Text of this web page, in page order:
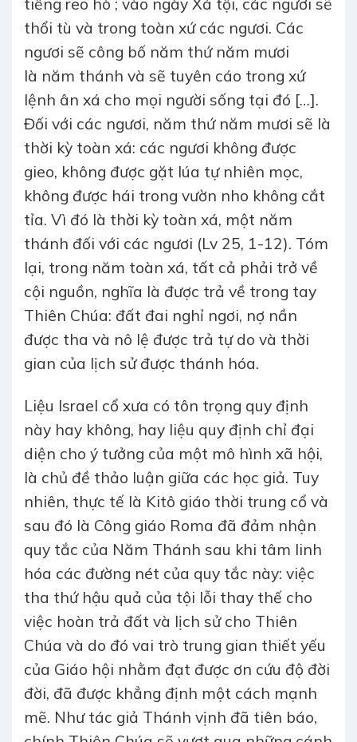
tiếng reo hò ; vào ngày Xá tội, các ngươi sẽ
thổi tù và trong toàn xứ các ngươi. Các
ngươi sẽ công bố năm thứ năm mươi
là năm thánh và sẽ tuyên cáo trong xứ
lệnh ân xá cho mọi người sống tại đó […].
Đối với các ngươi, năm thứ năm mươi sẽ là
thời kỳ toàn xá: các ngươi không được
gieo, không được gặt lúa tự nhiên mọc,
không được hái trong vườn nho không cắt
tỉa. Vì đó là thời kỳ toàn xá, một năm
thánh đối với các ngươi (Lv 25, 1-12). Tóm
lại, trong năm toàn xá, tất cả phải trở về
cội nguồn, nghĩa là được trả về trong tay
Thiên Chúa: đất đai nghỉ ngơi, nợ nần
được tha và nô lệ được trả tự do và thời
gian của lịch sử được thánh hóa.
Liệu Israel cổ xưa có tôn trọng quy định
này hay không, hay liệu quy định chỉ đại
diện cho ý tưởng của một mô hình xã hội,
là chủ đề thảo luận giữa các học giả. Tuy
nhiên, thực tế là Kitô giáo thời trung cổ và
sau đó là Công giáo Roma đã đảm nhận
quy tắc của Năm Thánh sau khi tâm linh
hóa các đường nét của quy tắc này: việc
tha thứ hậu quả của tội lỗi thay thế cho
việc hoàn trả đất và lịch sử cho Thiên
Chúa và do đó vai trò trung gian thiết yếu
của Giáo hội nhằm đạt được ơn cứu độ đời
đời, đã được khẳng định một cách mạnh
mẽ. Như tác giả Thánh vịnh đã tiên báo,